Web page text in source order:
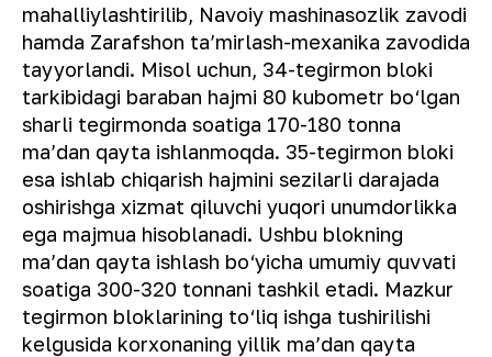
mahalliylashtirilib, Navoiy mashinasozlik zavodi
hamda Zarafshon taʼmirlash-mexanika zavodida
tayyorlandi. Misol uchun, 34-tegirmon bloki
tarkibidagi baraban hajmi 80 kubometr bo‘lgan
sharli tegirmonda soatiga 170-180 tonna
maʼdan qayta ishlanmoqda. 35-tegirmon bloki
esa ishlab chiqarish hajmini sezilarli darajada
oshirishga xizmat qiluvchi yuqori unumdorlikka
ega majmua hisoblanadi. Ushbu blokning
maʼdan qayta ishlash bo‘yicha umumiy quvvati
soatiga 300-320 tonnani tashkil etadi. Mazkur
tegirmon bloklarining to‘liq ishga tushirilishi
kelgusida korxonaning yillik maʼdan qayta